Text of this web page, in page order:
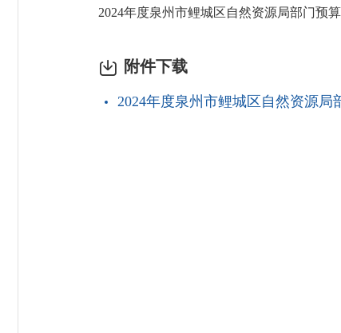
2024年度泉州市鲤城区自然资源局部门预算
附件下载
2024年度泉州市鲤城区自然资源局